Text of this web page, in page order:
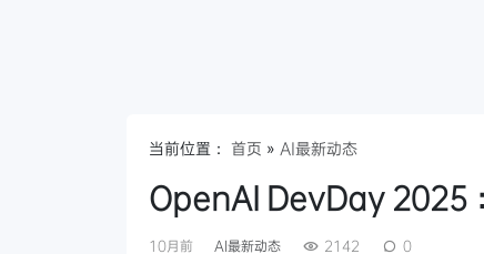
当前位置： 首页 » AI最新动态
OpenAI DevDay 2025
10月前 AI最新动态 2142 0